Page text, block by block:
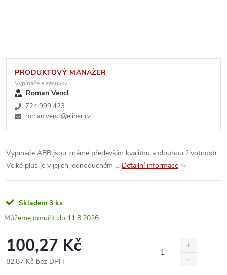
PRODUKTOVÝ MANAŽER
Vypínače a zásuvky
Roman Vencl
724 999 423
roman.vencl@eliher.cz
Vypínače ABB jsou známé především kvalitou a dlouhou životností.
Velké plus je v jejich jednoduchém ... Detailní informace
Skladem 3 ks
11.8.2026
100,27 Kč
82,87 Kč bez DPH